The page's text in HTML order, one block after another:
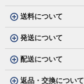
送料について
発送について
配送について
返品・交換について